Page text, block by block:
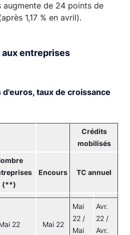
augmente de 24 points de
1,17 % en avril).
entreprises
taux de croissance
Crédits
mobilisés
(**)
Encours TC annuel
22 Mai 22
Mai
22 /
Mai
Avr.
22 /
Avr.